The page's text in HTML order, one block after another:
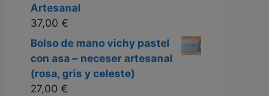
Artesanal
37,00 €
Bolso de mano vichy pastel
con asa – neceser artesanal
(rosa, gris y celeste)
27,00 €